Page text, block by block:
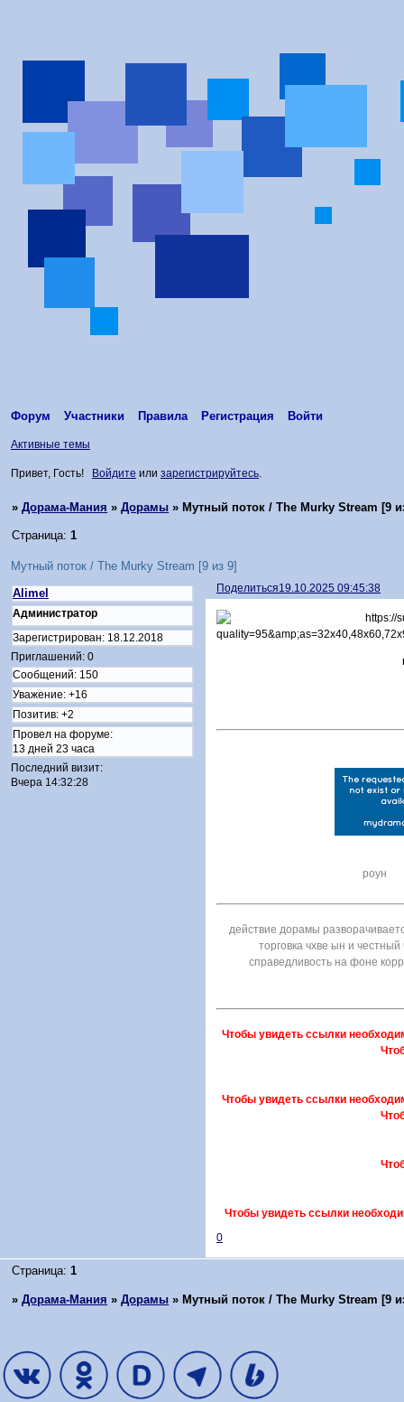
Форум Участники Правила Регистрация Войти
Активные темы
Привет, Гость! Войдите или зарегистрируйтесь.
»Дорама-Мания »Дорамы » Мутный поток / The Murky Stream [9
Мутный поток / The Murky Stream [9 из 9]
Страница:1
Поделиться19.10.2025 09:45:38
Alimel
Администратор
Зарегистрирован: 18.12.2018
Приглашений: 0
Сообщений: 150
Уважение: +16
Позитив: +2
Провел на форуме:
13 дней 23 часа
Последний визит:
Вчера 14:32:28
роун
действие дорамы
торговка чхве ын и
справедливость на фоне
Чтобы увидеть ссылки
Чтобы увидеть ссылки
Чтобы увидеть ссылки
0
Страница:1
»Дорама-Мания »Дорамы » Мутный поток / The Murky Stream [9